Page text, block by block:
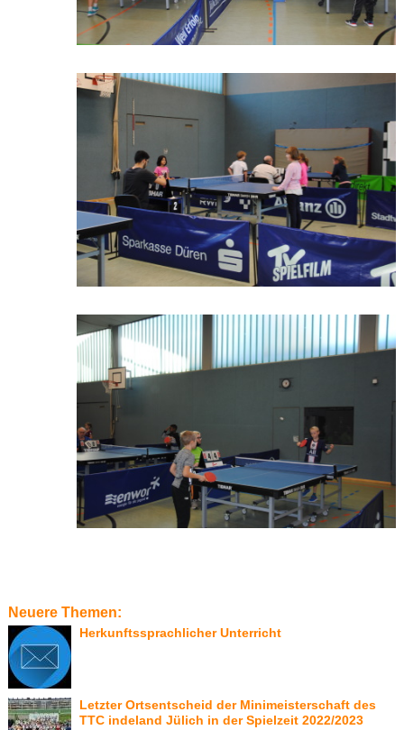
Neuere Themen:
Herkunftssprachlicher Unterricht
Letzter Ortsentscheid der Minimeisterschaft des
TTC indeland Jülich in der Spielzeit 2022/2023